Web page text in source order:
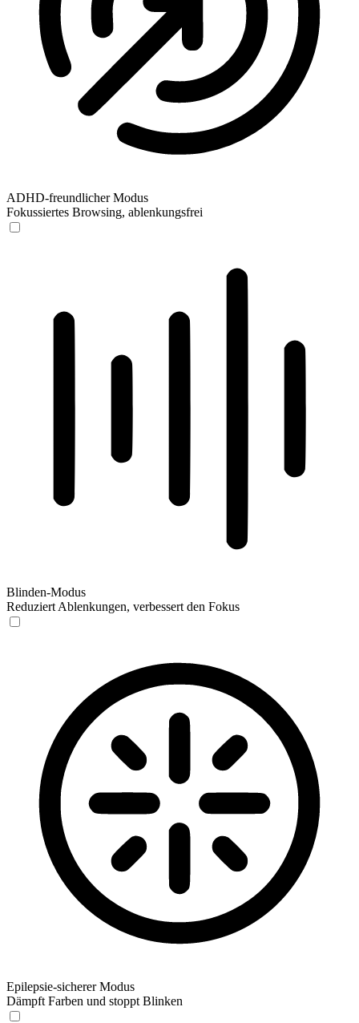
ADHD-freundlicher Modus
Fokussiertes Browsing, ablenkungsfrei
Blinden-Modus
Reduziert Ablenkungen, verbessert den Fokus
Epilepsie-sicherer Modus
Dämpft Farben und stoppt Blinken